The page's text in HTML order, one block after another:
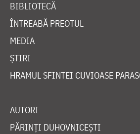
BIBLIOTECĂ
ÎNTREABĂ PREOTUL
MEDIA
ȘTIRI
HRAMUL SFINTEI CUVIOASE
AUTORI
PĂRINȚI DUHOVNICEȘTI